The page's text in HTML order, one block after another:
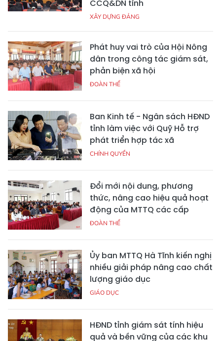
CCQ&DN tỉnh
XÂY DỰNG ĐẢNG
Phát huy vai trò của Hội Nông
dân trong công tác giám sát,
phản biện xã hội
ĐOÀN THỂ
Ban Kinh tế - Ngân sách HĐND
tỉnh làm việc với Quỹ Hỗ trợ
phát triển hợp tác xã
CHÍNH QUYỀN
Đổi mới nội dung, phương
thức, nâng cao hiệu quả hoạt
động của MTTQ các cấp
ĐOÀN THỂ
Ủy ban MTTQ Hà Tĩnh kiến nghị
nhiều giải pháp nâng cao chất
lượng giáo dục
GIÁO DỤC
HĐND tỉnh giám sát tính hiệu
quả và bền vững của các khu